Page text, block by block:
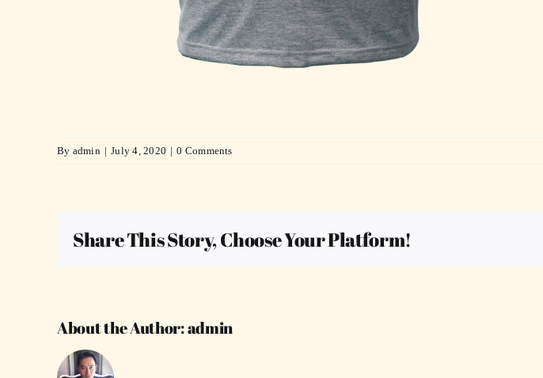
By admin | July 4, 2020 | 0 Comments
Share This Story, Choose Your Platform!
About the Author:admin